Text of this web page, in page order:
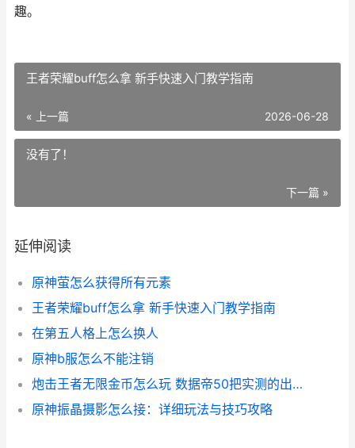
趣。
王者荣耀buff怎么拿 新手快速入门教学指南
« 上一篇 2026-06-28
没有了！
下一篇 »
延伸阅读
原神萤怎么获得所有元素
王者荣耀buff怎么拿 新手快速入门教学指南
在第五人格上怎么换人
原神b服怎么不能注销
炮击王者无限金币怎么玩 数据帝50把实测的出装与技巧
原神振晶摄影怎么接：详细玩法与技巧攻略